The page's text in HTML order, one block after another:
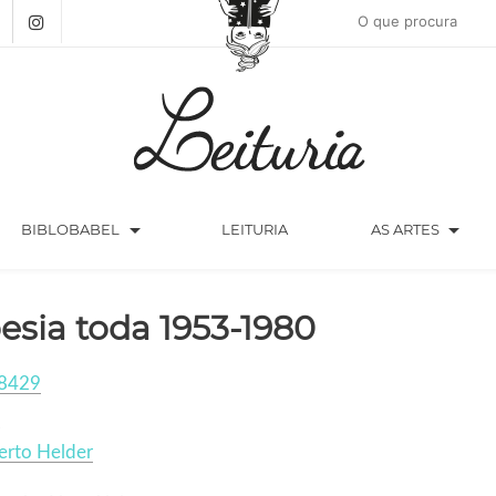
BIBLOBABEL arrow_drop_down LEITURIA AS ARTES arrow_drop_down
toda 1953-1980
Helder